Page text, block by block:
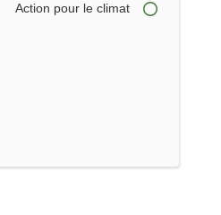
Action pour le climat